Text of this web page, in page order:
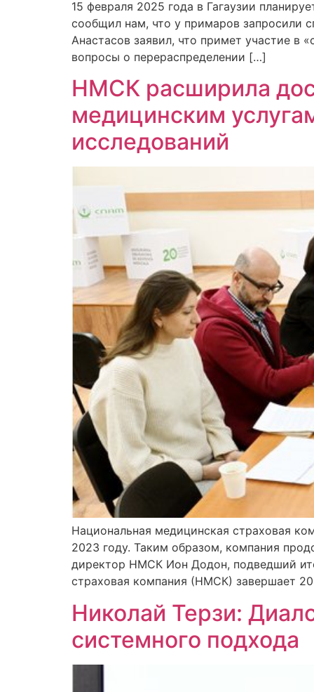
15 февраля 2025 года в Гагаузии
сообщил нам, что у примаров запросили
Анастасов заявил, что примет участие в
вопросы о перераспределении […]
НМСК расширила
медицинским
исследований
Национальная медицинская страховая
2023 году. Таким образом, компания
директор НМСК Ион Додон, подведший
страховая компания (НМСК) завершает
Николай Терзи:
системного подхода